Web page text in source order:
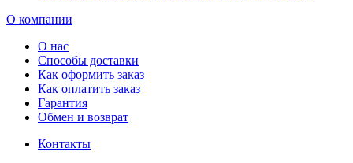
О компании
О нас
Способы доставки
Как оформить заказ
Как оплатить заказ
Гарантия
Обмен и возврат
Контакты